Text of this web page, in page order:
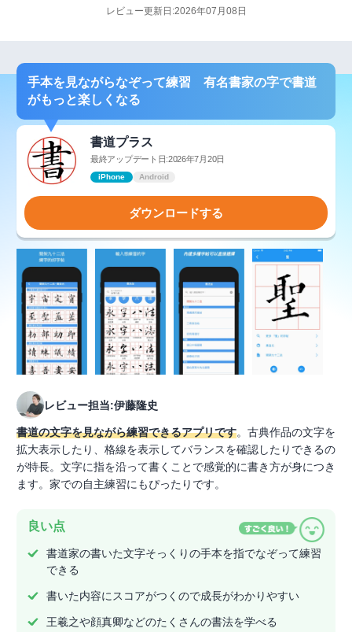
レビュー更新日:2026年07月08日
手本を見ながらなぞって練習 有名書家の字で書道
がもっと楽しくなる
書道プラス
最終アップデート日:2026年7月20日
iPhone Android
ダウンロードする
レビュー担当:伊藤隆史
書道の文字を見ながら練習できるアプリです。古典作品の文字を
拡大表示したり、格線を表示してバランスを確認したりできるの
が特長。文字に指を沿って書くことで感覚的に書き方が身につき
ます。家での自主練習にもぴったりです。
良い点
書道家の書いた文字そっくりの手本を指でなぞって練習
できる
書いた内容にスコアがつくので成長がわかりやすい
王羲之や顔真卿などのたくさんの書法を学べる